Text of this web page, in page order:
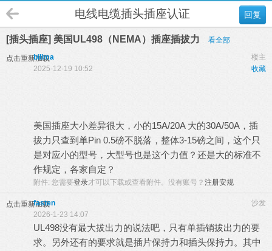
回复
电线电缆插头插座认证
[插头插座] 美国UL498（NEMA）插座插拔力 看全部
点击重新加载 楼主
billma
收藏
2025-12-19 10:52
美国插座大小差异很大，小的15A/20A 大的30A/50A，插
拔力只查到单Pin 0.5磅不脱落，整体3-15磅之间，这个只
是对应小的型号，大型号也是这个力值？还是大的标准不
作规定，各家自定？
附件: 您需要登录才可以下载或查看附件。没有账号？ 注册安规
点击重新加载 沙发
fasten
2026-1-23 14:07
UL498没有最大拔出力的说法吧，只有单插销拔出力的要
求。另外还有的要求就是插片保持力和插头保持力。其中